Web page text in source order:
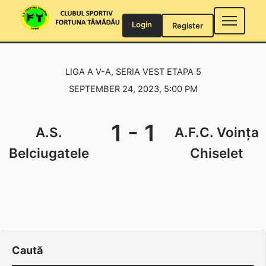
Login Register
LIGA A V-A, SERIA VEST ETAPA 5
SEPTEMBER 24, 2023, 5:00 PM
A.S.
Belciugatele
1 - 1
A.F.C. Voința
Chiselet
Caută